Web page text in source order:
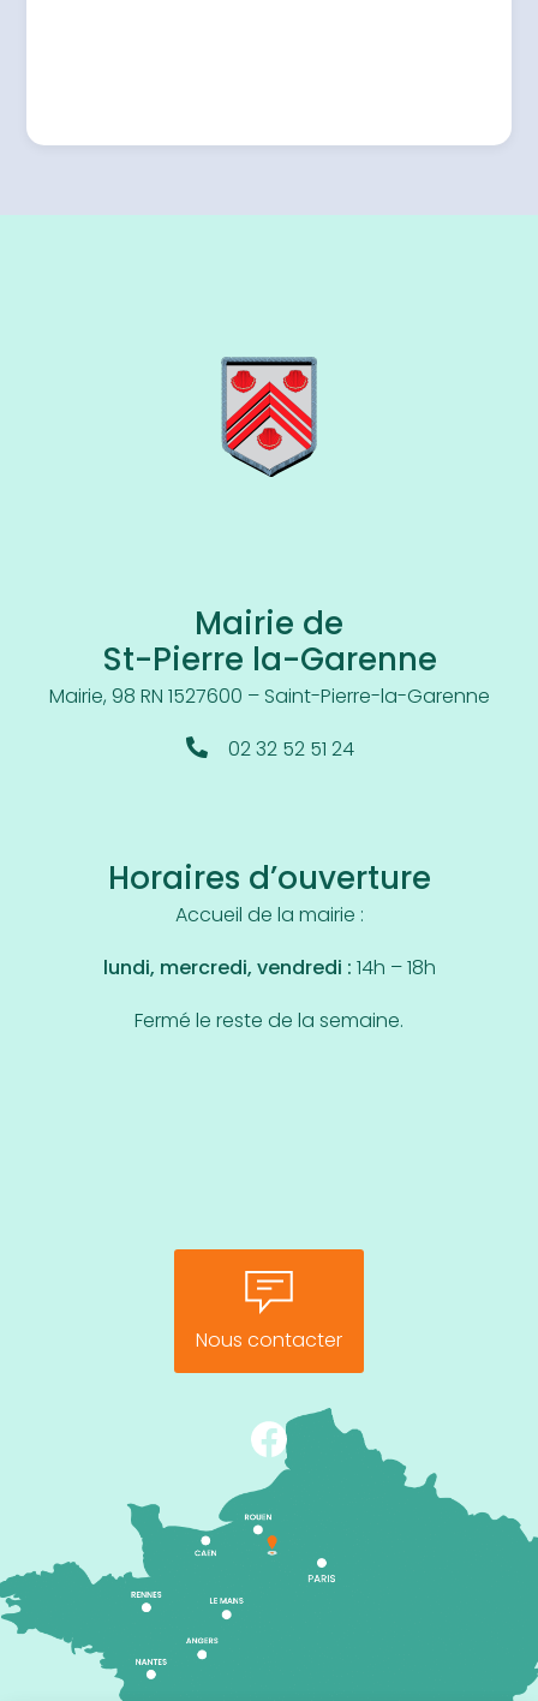
Mairie de
St-Pierre la-Garenne
Mairie, 98 RN 1527600 – Saint-Pierre-la-Garenne
02 32 52 51 24
Horaires d’ouverture
Accueil de la mairie :
lundi, mercredi, vendredi : 14h – 18h
Fermé le reste de la semaine.
Nous contacter